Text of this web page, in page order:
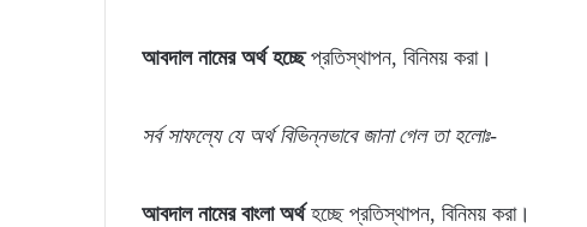
আবদাল নামের অর্থ হচ্ছেপ্রতিস্থাপন, বিনিময় করা।
সর্ব সাফল্যে যে অর্থ বিভিন্নভাবে জানা গেল তা হলোঃ-
আবদাল নামের বাংলা অর্থহচ্ছে প্রতিস্থাপন, বিনিময় করা।